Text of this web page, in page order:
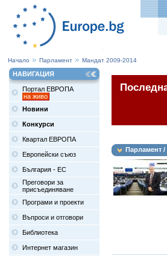
Начало Парламент Мандат 2009-2014
НАВИГАЦИЯ
Портал ЕВРОПА
на живо
Новини
Конкурси
Квартал ЕВРОПА
Европейски съюз
България - ЕС
Преговори за
присъединяване
Програми и проекти
Въпроси и отговори
Библиотека
Интернет магазин
Парламент /